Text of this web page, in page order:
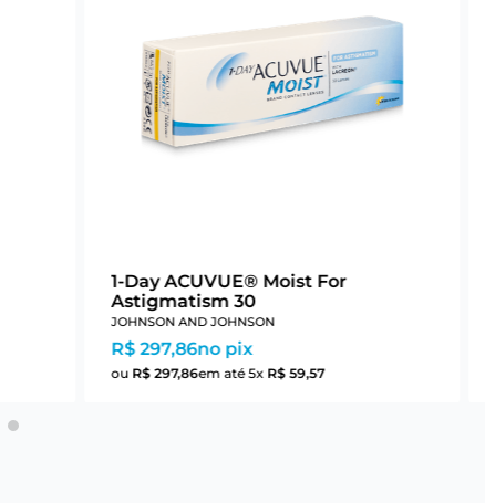
1-Day ACUVUE® Moist For
Astigmatism 30
JOHNSON AND JOHNSON
R$ 297,86no pix
ou R$ 297,86em até5x R$ 59,57